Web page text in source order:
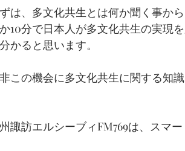
は、多文化共生とは何か聞く事か
10分で日本人が多文化共生の実現
かると思います。
この機会に多文化共生に関する知
諏訪エルシーブィFM769は、スマー